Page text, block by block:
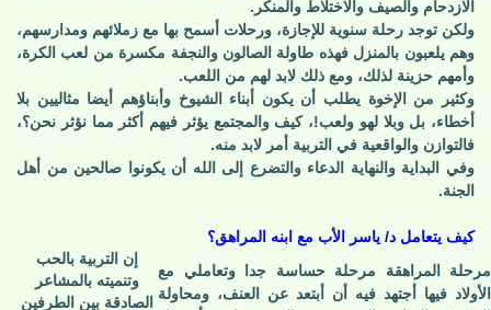
الازدحام والصيف والاختلاط والمنكر.
ولكن توجد رحلة سنوية للإجازة، ورحلات أسمح بها مع زملائهم ومدارسهم،
وهم يلعبون بالمنزل فهذه طاولة الصالون والنجفة مكسرة من لعب الكرة،
وأمهم حزينة لذلك، ومع ذلك لابد لهم من اللعب.
وكثير من الإخوة يطلب أن يكون أبناء الشيوخ وأبناؤهم أيضا مثاليين بلا
أخطاء، بل وبلا لهو ولعب!، كيف والمجتمع يؤثر فيهم أكثر مما نؤثر نحن؟،
فالتوازن والواقعية في التربية أمر لابد منه.
وفي البداية والنهاية الدعاء والتضرع إلى الله أن يكونوا صالحين من أهل
الجنة.
كيف يتعامل د/ ياسر الأب مع ابنه المراهق؟
إن التربية بالحب
وتنميته بالمشاعر
الصادقة بين الطرفين
مرحلة المراهقة مرحلة حساسة جدا وتعاملي مع
الأولاد فيها أجتهد فيه أن أبتعد عن العنف، ومحاولة